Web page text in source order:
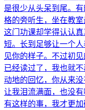
是很少从头呆到尾。
格的旁听生，坐在教
这门功课却学得认认
短。长到足够让一个
见你的样子。不过初
已经读过了，我也就
动地的回忆，你从来
让我泪流满面，也没
有这样的事，我才更